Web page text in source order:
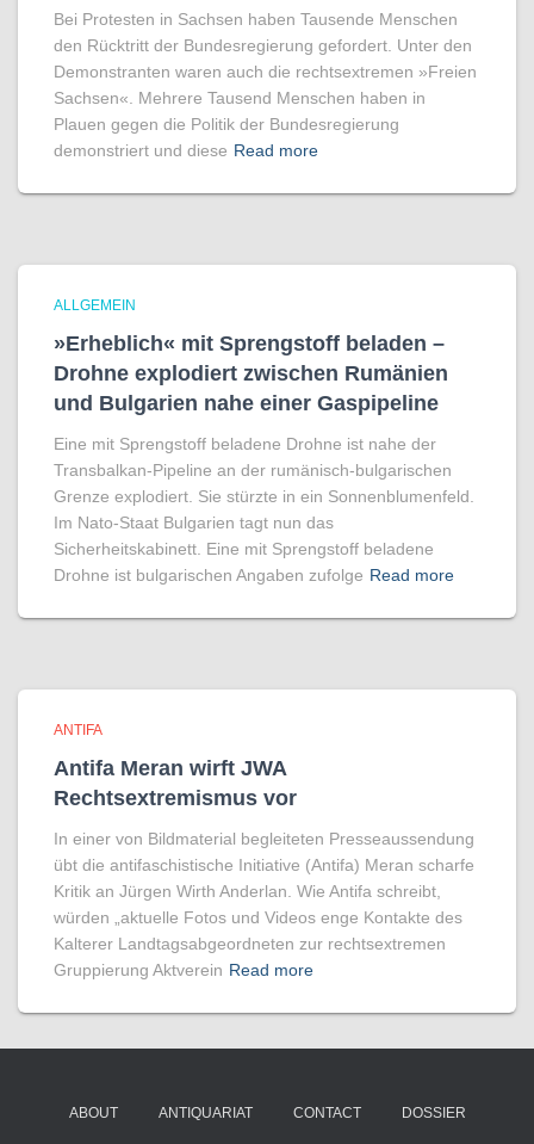
Bei Protesten in Sachsen haben Tausende Menschen
den Rücktritt der Bundesregierung gefordert. Unter den
Demonstranten waren auch die rechtsextremen »Freien
Sachsen«. Mehrere Tausend Menschen haben in
Plauen gegen die Politik der Bundesregierung
demonstriert und diese Read more
ALLGEMEIN
»Erheblich« mit Sprengstoff beladen –
Drohne explodiert zwischen Rumänien
und Bulgarien nahe einer Gaspipeline
Eine mit Sprengstoff beladene Drohne ist nahe der
Transbalkan-Pipeline an der rumänisch-bulgarischen
Grenze explodiert. Sie stürzte in ein Sonnenblumenfeld.
Im Nato-Staat Bulgarien tagt nun das
Sicherheitskabinett. Eine mit Sprengstoff beladene
Drohne ist bulgarischen Angaben zufolge Read more
ANTIFA
Antifa Meran wirft JWA
Rechtsextremismus vor
In einer von Bildmaterial begleiteten Presseaussendung
übt die antifaschistische Initiative (Antifa) Meran scharfe
Kritik an Jürgen Wirth Anderlan. Wie Antifa schreibt,
würden „aktuelle Fotos und Videos enge Kontakte des
Kalterer Landtagsabgeordneten zur rechtsextremen
Gruppierung Aktverein Read more
ABOUT ANTIQUARIAT CONTACT DOSSIER